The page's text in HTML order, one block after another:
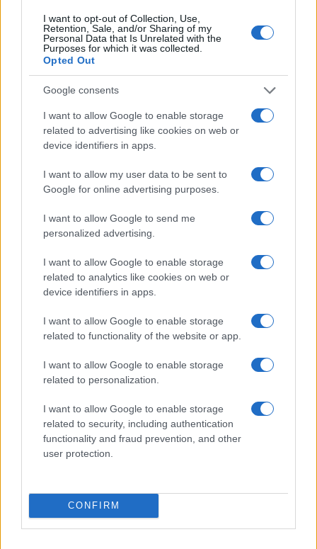
I want to opt-out of Collection, Use,
Retention, Sale, and/or Sharing of my
Personal Data that Is Unrelated with the
Purposes for which it was collected.
Opted Out
Google consents
I want to allow Google to enable storage
related to advertising like cookies on web or
device identifiers in apps.
I want to allow my user data to be sent to
Google for online advertising purposes.
I want to allow Google to send me
personalized advertising.
I want to allow Google to enable storage
related to analytics like cookies on web or
device identifiers in apps.
I want to allow Google to enable storage
related to functionality of the website or app.
I want to allow Google to enable storage
related to personalization.
I want to allow Google to enable storage
related to security, including authentication
functionality and fraud prevention, and other
user protection.
CONFIRM
Egy különleges családi járattal 140 új
alijázó érkezett Izraelbe